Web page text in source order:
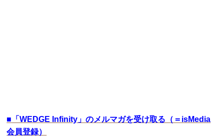
■ 「WEDGE Infinity」のメルマガを受け取る（＝isMedia
会員登録）